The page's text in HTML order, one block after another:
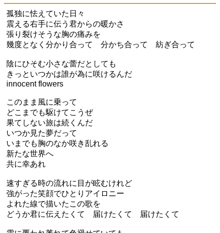
孤独に怯えていた日々
震える右手に伝う君からの暖かさ
張り裂けそうな胸の痛みを
幾度となく分かり合って 分かち合って 紡ぎ合って
陰にひそむ小さな蕾だとしても
きっといつかは誰が為に咲けるんだ
innocent flowers
このまま風に乗って
どこまでも駆けてこうぜ
果てしない旅は続くんだ
いつか見た夢だって
いまでも胸のなか咲き乱れる
新たな世界へ
共に幸あれ
速すぎる時の流れに目が眩むけれど
強がった笑顔でひとりアイロニー
よれた線で描いたこの歌を
どうか君に伝えたくて 届けたくて 届けたくて